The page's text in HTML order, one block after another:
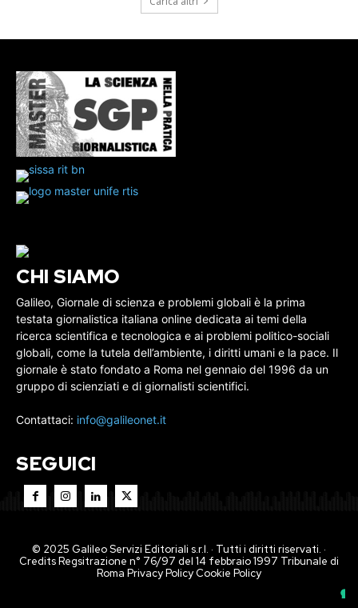
CHI SIAMO
Galileo, Giornale di scienza e problemi globali è la prima
testata giornalistica italiana online dedicata ai temi della
ricerca scientifica e tecnologica e ai problemi politico-sociali
globali, come la tutela dell’ambiente, i diritti umani e la pace. Il
giornale è stato fondato a Roma nel gennaio del 1996 da un
gruppo di scienziati e di giornalisti scientifici.
Contattaci: info@galileonet.it
SEGUICI
© 2025 Galileo Servizi Editoriali s.r.l. · Tutti i diritti riservati. ·
Credits Regsitrazione n° 76/97 del 14 febbraio 1997 Tribunale di
Roma Privacy PolicyCookie Policy